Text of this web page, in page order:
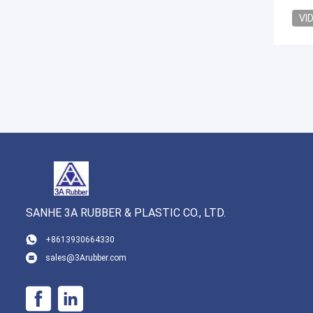
SANHE 3A RUBBER & PLASTIC CO., LTD.
+8613930664330
sales@3Arubber.com